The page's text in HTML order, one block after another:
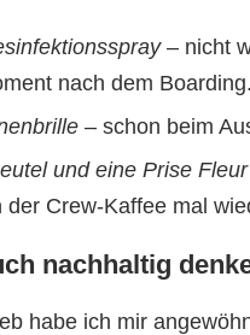
– nicht
nach dem Boarding.
– schon beim
und eine Prise
der Crew-Kaffee mal
nachhaltig
habe ich mir